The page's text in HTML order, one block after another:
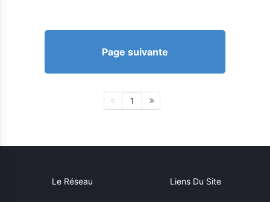
Page suivante
1
Le Réseau Liens Du Site